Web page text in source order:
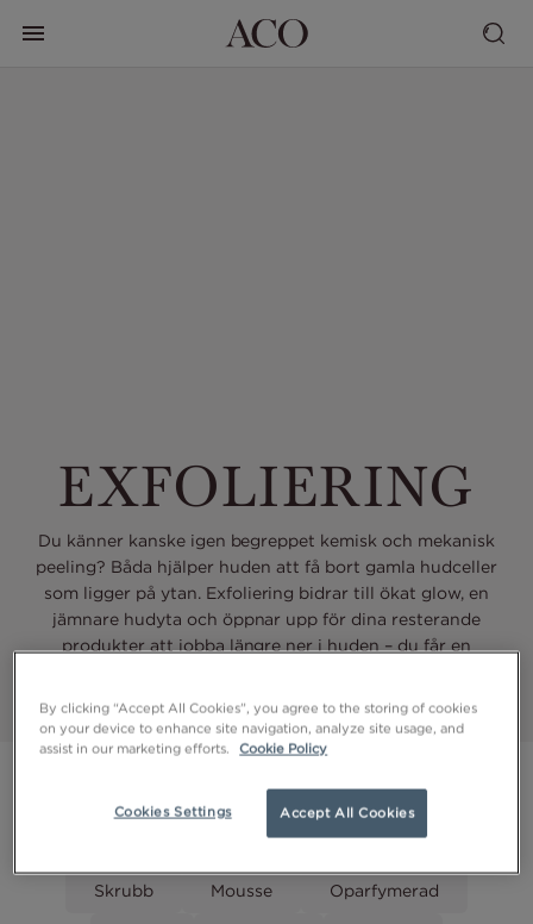
EXFOLIERING
Du känner kanske igen begreppet kemisk och mekanisk
peeling? Båda hjälper huden att få bort gamla hudceller
som ligger på ytan. Exfoliering bidrar till ökat glow, en
jämnare hudyta och öppnar upp för dina resterande
produkter att jobba längre ner i huden – du får en
Exfoliering
Skrubb Mousse Oparfymerad
By clicking “Accept All Cookies”, you agree to the storing of cookies
on your device to enhance site navigation, analyze site usage, and
assist in our marketing efforts.
Cookie Policy
Cookies Settings Accept All Cookies